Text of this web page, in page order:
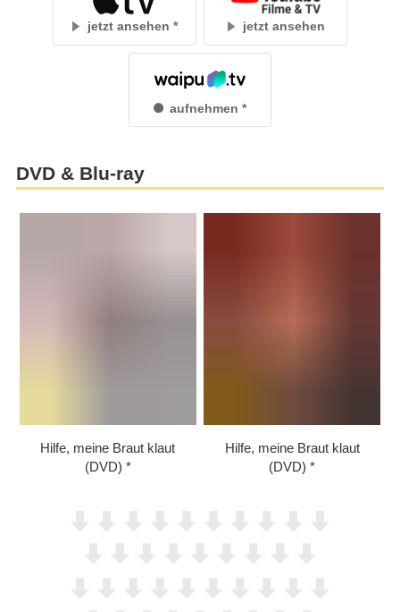
jetzt ansehen jetzt ansehen
aufnehmen
DVD & Blu-ray
Hilfe, meine Braut klaut
(DVD)
Hilfe, meine Braut klaut
(DVD)